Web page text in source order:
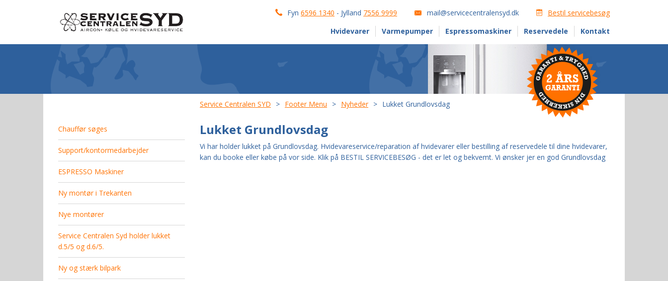
Fyn 6596 1340 - Jylland 7556 9999 mail@servicecentralensyd.dk
Bestil servicebesøg
Hvidevarer
Varmepumper Espressomaskiner Reservedele Kontakt
Chauffør søges
Support/kontormedarbejder
ESPRESSO Maskiner
Ny montør i Trekanten
Nye montører
Service Centralen Syd holder lukket
d.5/5 og d.6/5.
Ny og stærk bilpark
Service Centralen SYD Footer Menu Nyheder Lukket Grundlovsdag
Lukket Grundlovsdag
Vi har holder lukket på Grundlovsdag. Hvidevareservice/reparation af hvidevarer eller bestilling af reservedele til dine hvidevarer,
kan du booke eller købe på vor side. Klik på BESTIL SERVICEBESØG - det er let og bekvemt. Vi ønsker jer en god Grundlovsdag